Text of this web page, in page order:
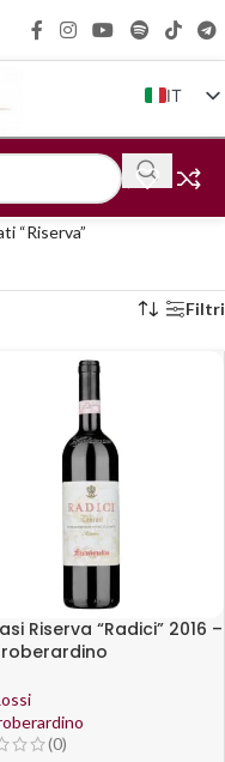
IT
EN
FR
DE
“Riserva”
Filtri
Riserva “Radici” 2016 –
(0)